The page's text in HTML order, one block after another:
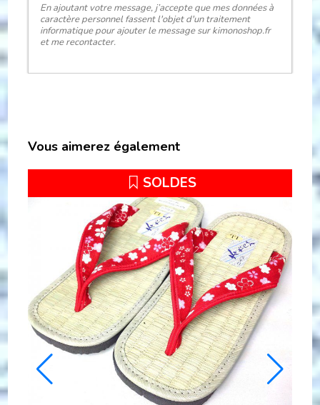
En ajoutant votre message, j’accepte que mes données à
caractère personnel fassent l'objet d'un traitement
informatique pour ajouter le message sur kimonoshop.fr
et me recontacter.
Vous aimerez également
SOLDES